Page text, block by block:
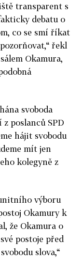
transparent s
debatu o
co se smí říkat
řekl
Okamura,
svoboda
poslanců SPD
hájit svobodu
mít jen
kolegyně z
výboru
Okamury k
že Okamura o
postoje před
slova,“